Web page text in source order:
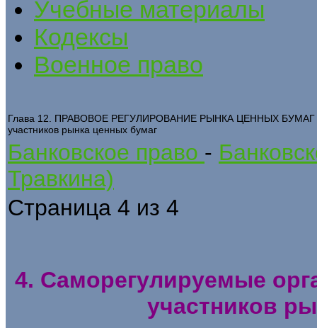
Учебные материалы
Кодексы
Военное право
Глава 12. ПРАВОВОЕ РЕГУЛИРОВАНИЕ РЫНКА ЦЕННЫХ БУМАГ -
участников рынка ценных бумаг
Банковское право -
Травкина)
Страница 4 из 4
4. Саморегулируемые
участников